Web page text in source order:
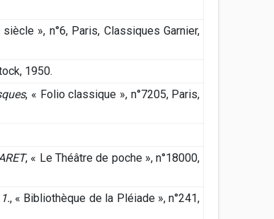
», n°6, Paris, Classiques Garnier,
1950.
, « Folio classique », n°7205, Paris,
, « Le Théâtre de poche », n°18000,
, « Bibliothèque de la Pléiade », n°241,